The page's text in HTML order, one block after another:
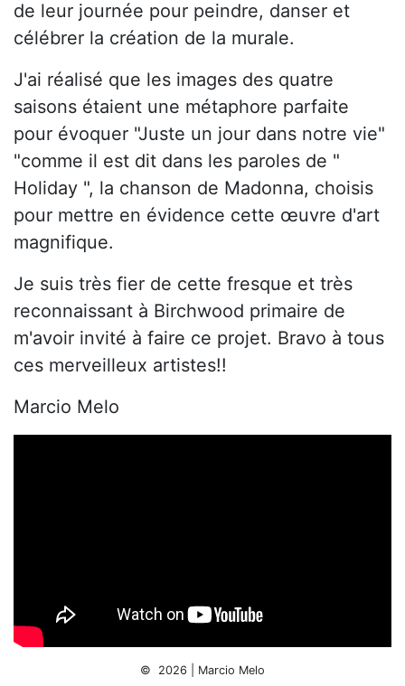
de leur journée pour peindre, danser et
célébrer la création de la murale.
J'ai réalisé que les images des quatre
saisons étaient une métaphore parfaite
pour évoquer "Juste un jour dans notre vie"
"comme il est dit dans les paroles de "
Holiday ", la chanson de Madonna, choisis
pour mettre en évidence cette œuvre d'art
magnifique.
Je suis très fier de cette fresque et très
reconnaissant à Birchwood primaire de
m'avoir invité à faire ce projet. Bravo à tous
ces merveilleux artistes!!
Marcio Melo
© 2026 | Marcio Melo